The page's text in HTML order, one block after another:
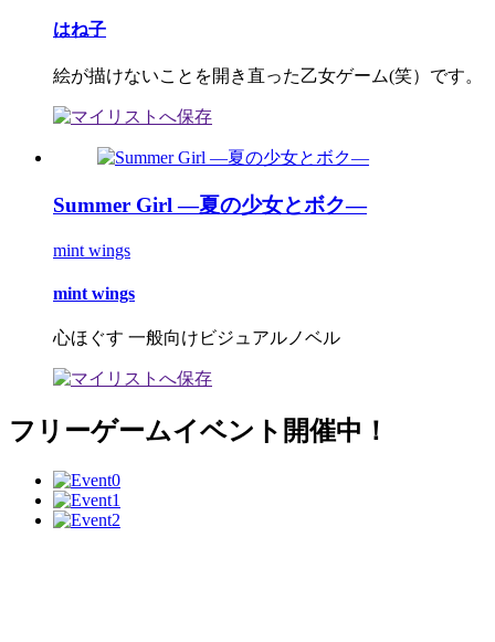
はね子
絵が描けないことを開き直った乙女ゲーム(笑）です。
Summer Girl ―夏の少女とボク―
mint wings
mint wings
心ほぐす 一般向けビジュアルノベル
フリーゲームイベント開催中！